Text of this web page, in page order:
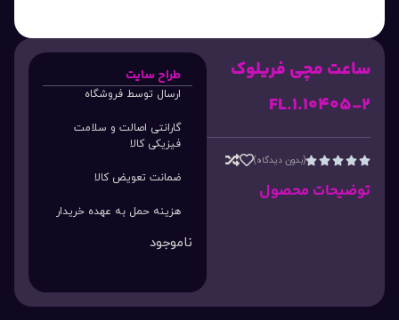
ساعت مچی فریلوک
FL.1.10405-2




(بدون دیدگاه)
توضیحات محصول
طراح سایت
ارسال توسط فروشگاه
گارانتی اصالت و سلامت
فیزیکی کالا
ضمانت تعویض کالا
هزینه حمل به عهده خریدار
ناموجود